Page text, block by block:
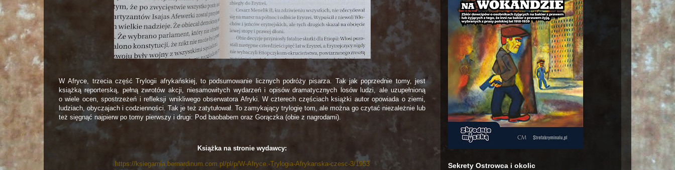
W Afryce, trzecia część Trylogii afrykańskiej, to podsumowanie licznych podróży pisarza. Tak jak poprzednie tomy, jest
książką reporterską, pełną zwrotów akcji, niesamowitych wydarzeń i opisów dramatycznych losów ludzi, ale uzupełnioną
o wiele ocen, spostrzeżeń i refleksji wnikliwego obserwatora Afryki. W czterech częściach książki autor opowiada o ziemi,
ludziach, obyczajach i codzienności. Tak je też zatytułował. To zamykający trylogię tom, ale można go czytać niezależnie lub
też sięgnąć najpierw po tomy pierwszy i drugi: Pod baobabem oraz Gorączka (obie z nagrodami).
Książka na stronie wydawcy:
https://ksiegarnia.bernardinum.com.pl/pl/p/W-Afryce.-Trylogia-Afrykanska-czesc-3/1953 Sekrety Ostrowca i okolic